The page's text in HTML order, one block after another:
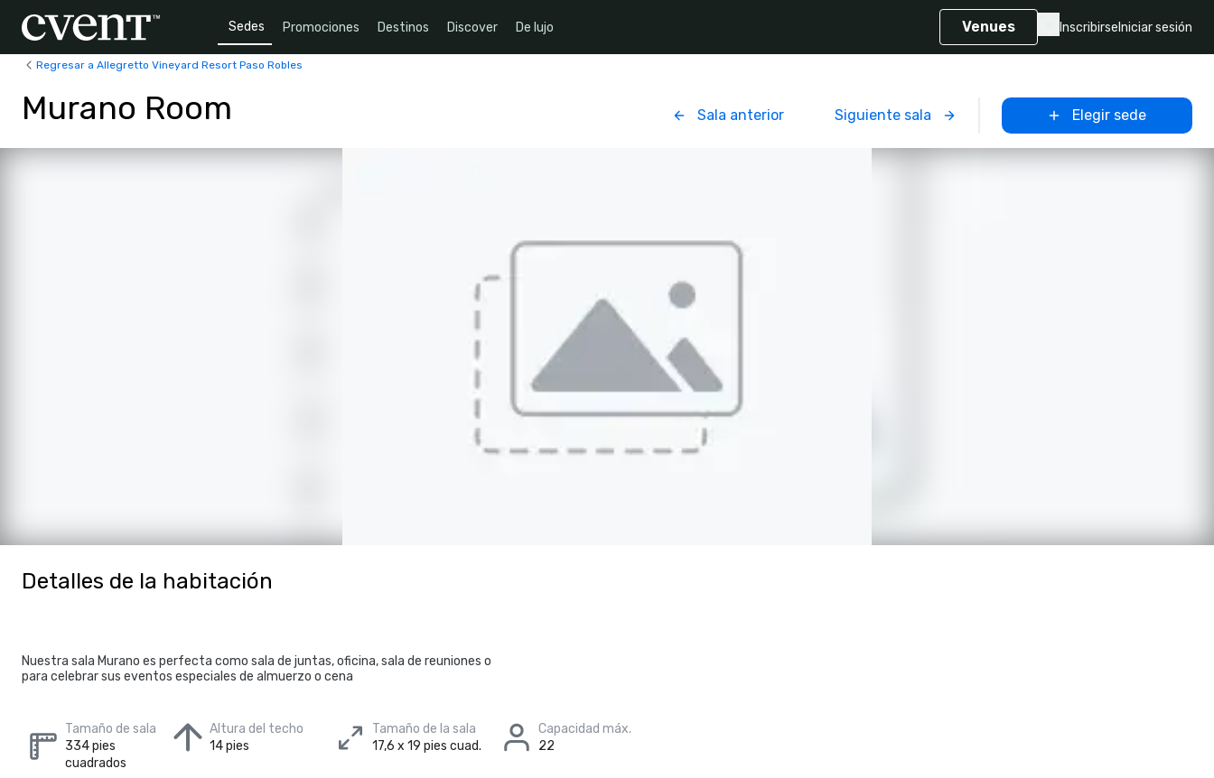
Sedes Promociones Destinos Discover De lujo Venues Inscribirse Iniciar sesión
Regresar a Allegretto Vineyard Resort Paso Robles
Murano Room Sala anterior Siguiente sala Elegir sede
Detalles de la habitación
Nuestra sala Murano es perfecta como sala de juntas, oficina, sala de reuniones o
para celebrar sus eventos especiales de almuerzo o cena
Tamaño de sala
334 pies
cuadrados
Altura del techo
14 pies
Tamaño de la sala
17,6 x 19 pies cuad.
Capacidad máx.
22